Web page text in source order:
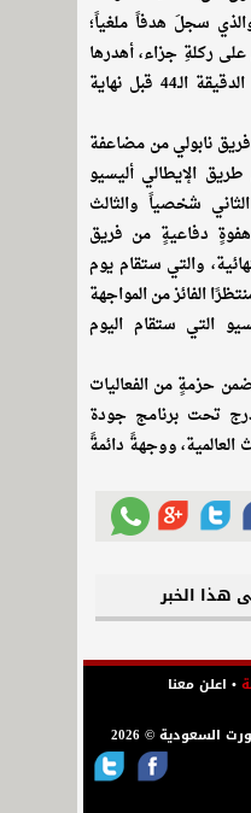
سجلَ هدفاً ملغياً؛
ركلةِ جزاء، أهدرها
الفرنسي جوناثان إيكوني عند الدقيقة الـ44 قبل نهاية
نابولي من مضاعفة
الدقيقة الـ84 عن طريق الإيطالي أليسيو
شخصياً والثالث
86، بعد هفوةٍ دفاعيةٍ من فريق
والتي ستقام يوم
22 يناير 2024م، منتظرًا الفائز من المواجهة
التي ستقام اليوم
حزمةٍ من الفعاليات
تحت برنامج جودة
العالمية، ووجهةً دائمةً
هذا الخبر
• اعلن معنا
السعودية © 2026